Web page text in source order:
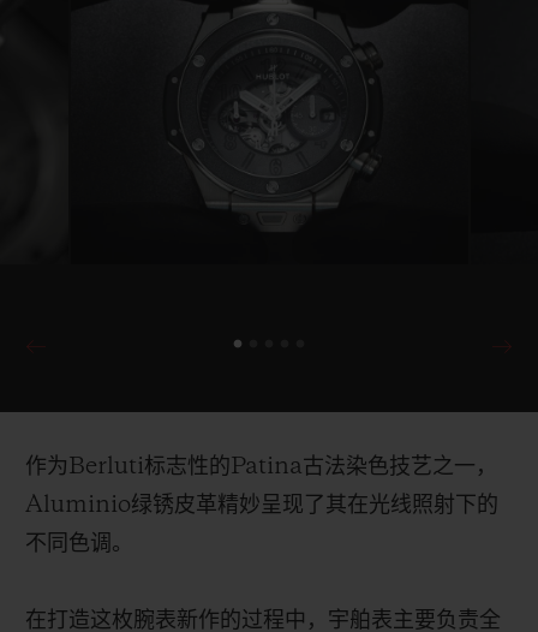
张扬着非凡魅力。皮革封装于两块蓝宝石表镜之
间，通过上面的开口，
UNICO
机芯齿轮的运转之
美一览无遗，成就一项伟大的技术创举。宇舶表还
共同研发了一项能够保持天然皮革色调
永远不褪色的技术。如此一来，腕表便能真实且永
久地展现优美雅致的皮革色调。全新腕表提供两种
Scritto
Aluminio
绿锈皮革表带，且专为日
作为Berluti标志性的Patina古法染色技艺之一，
Aluminio绿锈皮革精妙呈现了其在光线照射下的
不同色调。
在打造这枚腕表新作的过程中，宇舶表主要负责全